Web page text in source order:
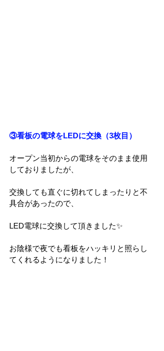
③看板の電球をLEDに交換（3枚目）
オープン当初からの電球をそのまま使用
しておりましたが、
交換しても直ぐに切れてしまったりと不
具合があったので、
LED電球に交換して頂きました✨
お陰様で夜でも看板をハッキリと照らし
てくれるようになりました！